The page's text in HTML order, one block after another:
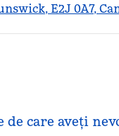
E2J 0A7,
care aveți